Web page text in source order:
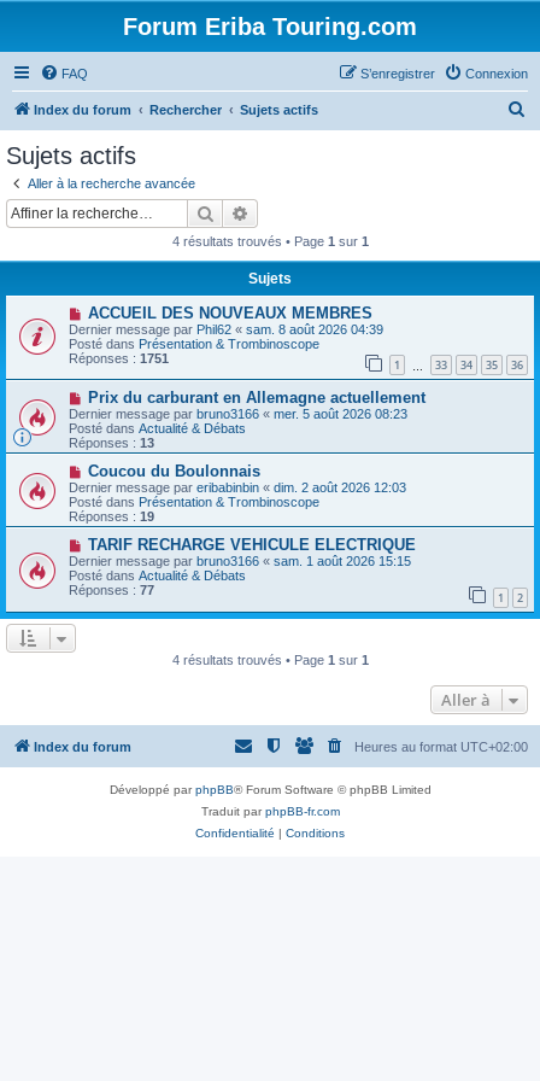
Forum Eriba Touring.com
FAQ Connexion
S’enregistrer
Index du forum Rechercher Sujets actifs
Sujets actifs
Aller à la recherche avancée
Rechercher
4 résultats trouvés • Page 1 sur 1
Sujets
N
o
u
v
e
a
m
e
s
s
a
g
e
ACCUEIL DES NOUVEAUX MEMBRES
Dernier message par Phil62 « sam. 8 août 2026 04:39
Posté dans Présentation & Trombinoscope
Réponses : 1751 1 33 34 35 36
N
o
u
v
e
a
m
e
s
s
g
e
Prix ​​du carburant en Allemagne actuellement
Dernier message par bruno3166 « mer. 5 août 2026 08:23
Posté dans Actualité & Débats
Réponses : 13
N
o
u
v
e
a
m
e
s
s
Coucou du Boulonnais
Dernier message par eribabinbin « dim. 2 août 2026 12:03
Posté dans Présentation & Trombinoscope
Réponses : 19
N
o
u
v
e
a
e
TARIF RECHARGE VEHICULE ELECTRIQUE
Dernier message par bruno3166 « sam. 1 août 2026 15:15
Posté dans Actualité & Débats
Réponses : 77 1 2
4 résultats trouvés • Page 1 sur 1
Aller à
Index du forum Heures au format UTC+02:00
Développé parphpBB® Forum Software © phpBB Limited
Traduit parphpBB-fr.com
Confidentialité | Conditions